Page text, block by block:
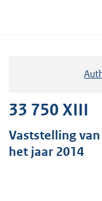
33 750 XIII
Vaststelling
het jaar 2014